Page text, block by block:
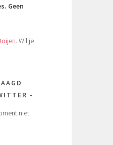
Geen
. Wil je
niet